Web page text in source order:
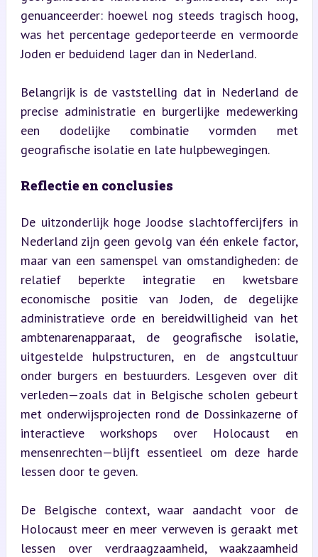
genuanceerder: hoewel nog steeds tragisch hoog,
was het percentage gedeporteerde en vermoorde
Joden er beduidend lager dan in Nederland.
Belangrijk is de vaststelling dat in Nederland de
precise administratie en burgerlijke medewerking
een dodelijke combinatie vormden met
geografische isolatie en late hulpbewegingen.
Reflectie en conclusies
De uitzonderlijk hoge Joodse slachtoffercijfers in
Nederland zijn geen gevolg van één enkele factor,
maar van een samenspel van omstandigheden: de
relatief beperkte integratie en kwetsbare
economische positie van Joden, de degelijke
administratieve orde en bereidwilligheid van het
ambtenarenapparaat, de geografische isolatie,
uitgestelde hulpstructuren, en de angstcultuur
onder burgers en bestuurders. Lesgeven over dit
verleden—zoals dat in Belgische scholen gebeurt
met onderwijsprojecten rond de Dossinkazerne of
interactieve workshops over Holocaust en
mensenrechten—blijft essentieel om deze harde
lessen door te geven.
De Belgische context, waar aandacht voor de
Holocaust meer en meer verweven is geraakt met
lessen over verdraagzaamheid, waakzaamheid